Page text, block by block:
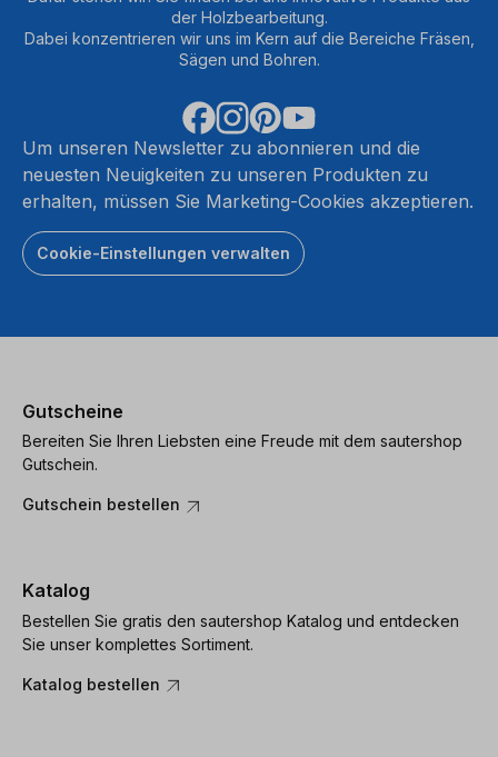
der Holzbearbeitung.
Dabei konzentrieren wir uns im Kern auf die Bereiche Fräsen,
Sägen und Bohren.
Um unseren Newsletter zu abonnieren und die
neuesten Neuigkeiten zu unseren Produkten zu
erhalten, müssen Sie Marketing-Cookies akzeptieren.
Cookie-Einstellungen verwalten
Gutscheine
Bereiten Sie Ihren Liebsten eine Freude mit dem sautershop
Gutschein.
Gutschein bestellen
Katalog
Bestellen Sie gratis den sautershop Katalog und entdecken
Sie unser komplettes Sortiment.
Katalog bestellen